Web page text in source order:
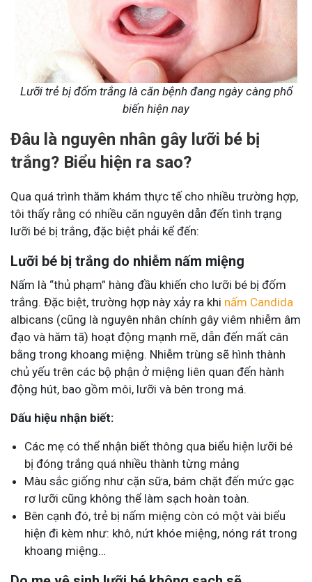
Lưỡi trẻ bị đốm trắng là căn bệnh đang ngày càng phổ
biến hiện nay
Đâu là nguyên nhân gây lưỡi bé bị
trắng? Biểu hiện ra sao?
Qua quá trình thăm khám thực tế cho nhiều trường hợp,
tôi thấy rằng có nhiều căn nguyên dẫn đến tình trạng
lưỡi bé bị trắng, đặc biệt phải kể đến:
Lưỡi bé bị trắng do nhiễm nấm miệng
Nấm là “thủ phạm” hàng đầu khiến cho lưỡi bé bị đốm
trắng. Đặc biệt, trường hợp này xảy ra khi nấm Candida
albicans (cũng là nguyên nhân chính gây viêm nhiễm âm
đạo và hăm tã) hoạt động mạnh mẽ, dẫn đến mất cân
bằng trong khoang miệng. Nhiễm trùng sẽ hình thành
chủ yếu trên các bộ phận ở miệng liên quan đến hành
động hút, bao gồm môi, lưỡi và bên trong má.
Dấu hiệu nhận biết:
Các mẹ có thể nhận biết thông qua biểu hiện lưỡi bé
bị đóng trắng quá nhiều thành từng mảng
Màu sắc giống như cặn sữa, bám chặt đến mức gạc
rơ lưỡi cũng không thể làm sạch hoàn toàn.
Bên cạnh đó, trẻ bị nấm miệng còn có một vài biểu
hiện đi kèm như: khô, nứt khóe miệng, nóng rát trong
khoang miệng…